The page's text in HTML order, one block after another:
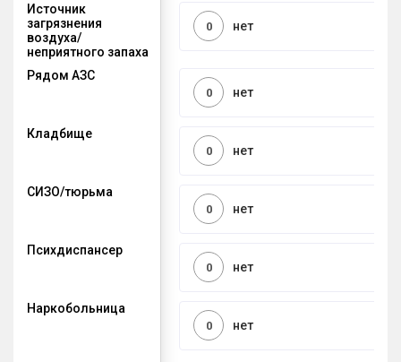
Источник
загрязнения
воздуха/
неприятного запаха
нет
0
Рядом АЗС
нет
0
Кладбище
нет
0
СИЗО/тюрьма
нет
0
Психдиспансер
нет
0
Наркобольница
нет
0